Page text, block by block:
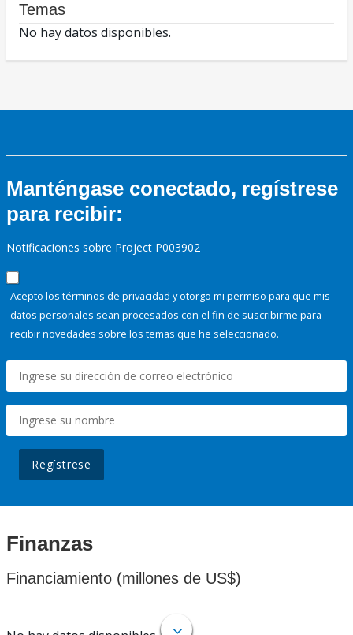
Temas
No hay datos disponibles.
Manténgase conectado, regístrese
para recibir:
Notificaciones sobre Project P003902
Acepto los términos de privacidad y otorgo mi permiso para que mis
datos personales sean procesados con el fin de suscribirme para
recibir novedades sobre los temas que he seleccionado.
Regístrese
Finanzas
Financiamiento (millones de US$)